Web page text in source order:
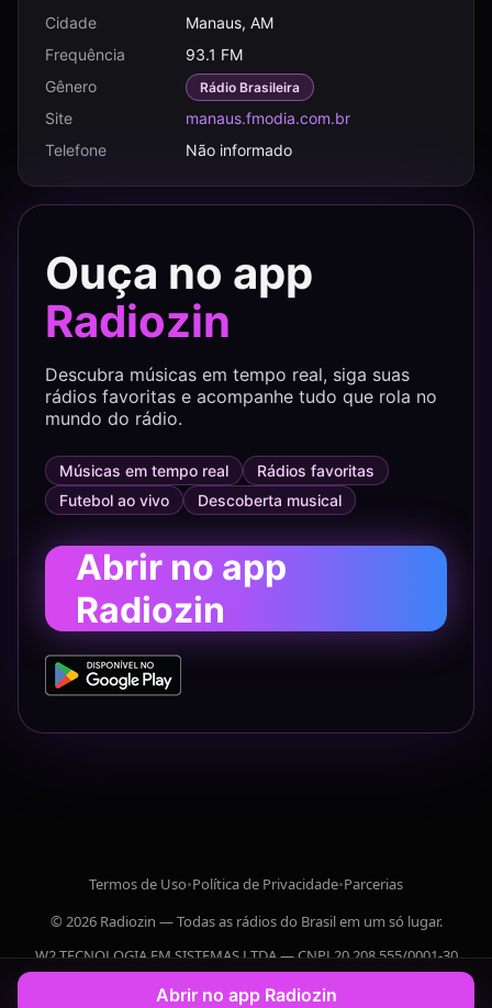
Cidade
Manaus, AM
Frequência
93.1 FM
Gênero
Rádio Brasileira
Site
manaus.fmodia.com.br
Telefone
Não informado
Ouça no app
Radiozin
Descubra músicas em tempo real, siga suas
rádios favoritas e acompanhe tudo que rola no
mundo do rádio.
Músicas em tempo real
Rádios favoritas
Futebol ao vivo
Descoberta musical
Abrir no app
Radiozin
Termos de Uso•Política de Privacidade•Parcerias
© 2026 Radiozin — Todas as rádios do Brasil em um só lugar.
W2 TECNOLOGIA EM SISTEMAS LTDA — CNPJ 20.208.555/0001-30
Abrir no app Radiozin